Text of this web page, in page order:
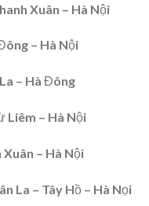
Xuân – Hà Nội
– Hà Nội
– Hà Đông
Liêm – Hà Nội
– Hà Nội
La – Tây Hồ – Hà Nọi